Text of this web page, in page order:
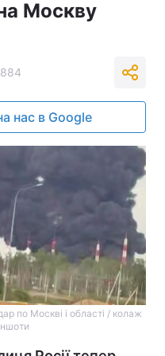
Москву
нас в Google
по Москві і області / колаж